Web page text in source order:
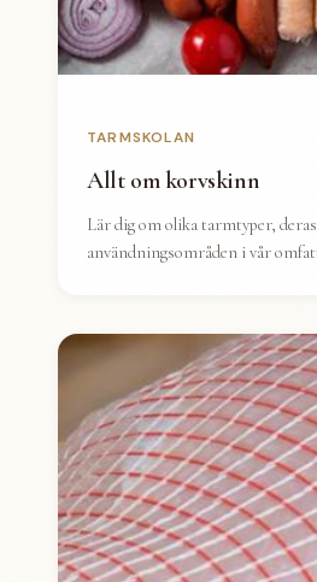
TARMSKOLAN
Allt om korvskinn
Lär dig om olika tarmtyper,
användningsområden i vår